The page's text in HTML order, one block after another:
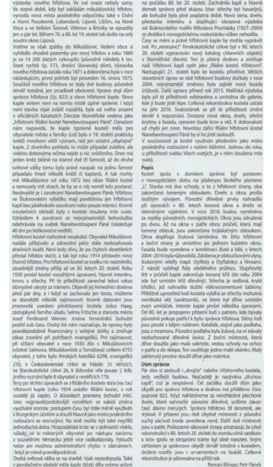
Mikulášovicích
Balzerova kaple v Mikulášovicích
Kostel svatého Václava ve Šluknově
Kostel svatého Mikuláše v Třebušíně
Klášterní kostel svatého Františka z Assisi v
Zákupech
Kaple svatého Josefa u Zákup
Kostel svatých Fabiána a Šebestiána v
Zákupech
Kostel svatého Havla v Kuřívodech
Kaple Krista v žaláři u kostela Nalezení
svatého Kříže ve Frýdlantu
Kostel Nalezení svatého Kříže ve Frýdlantu
Kostel Krista Spasitele ve Frýdlantu
Kaple Getsemanské zahrady na křížové
cestě na Křížovém vrchu ve Frýdlantu
Kaple Božího hrobu na Křížové cestě na
Křížovém vrchu ve Frýdlantu
Poustevna na Křížové cestě na Křížovém
vrchu ve Frýdlantu
Kostel svatého Jakuba Většího v Sokolově
Kostel Nanebevzetí Panny Marie ve
Slunečné
Kostel Jména Panny Marie v Sepekově
Kostel svatých Petra a Pavla v Růžové
Kaple Stětí svatého Jana Křtitele v